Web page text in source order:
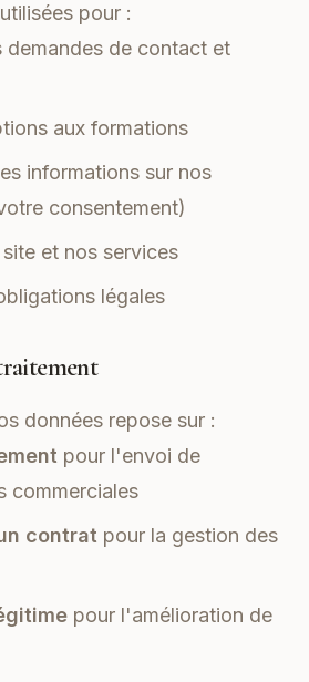
pour :
demandes de contact et
aux formations
informations sur nos
consentement)
et nos services
légales
données repose sur :
pour l'envoi de
commerciales
contrat pour la gestion des
pour l'amélioration de